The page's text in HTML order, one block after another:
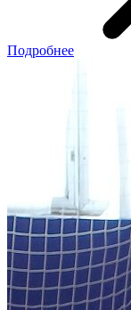
Подробнее